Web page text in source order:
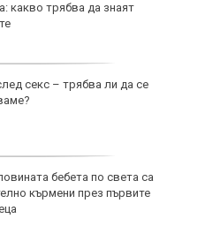
какво трябва да знаят
секс – трябва ли да се
бебета по света са
кърмени през първите